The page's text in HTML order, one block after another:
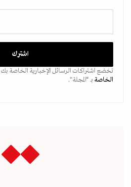
تخضع اشتراكات الرسائل الإخبارية الخاصة بك
الخاصة بـ “المجلة".